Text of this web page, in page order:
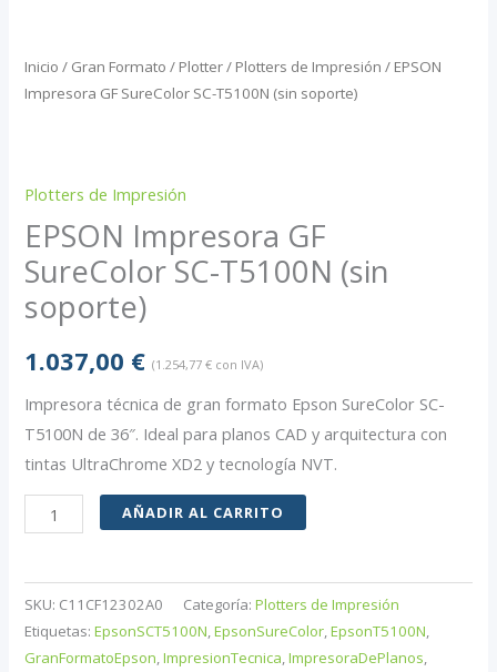
Inicio / Gran Formato / Plotter/ Plotters de Impresión / EPSON
Impresora GF SureColor SC-T5100N (sin soporte)
Plotters de Impresión
EPSON Impresora GF
SureColor SC-T5100N (sin
soporte)
1.037,00 € (1.254,77€ con IVA)
Impresora técnica de gran formato Epson SureColor SC-
T5100N de 36″. Ideal para planos CAD y arquitectura con
tintas UltraChrome XD2 y tecnología NVT.
EPSON
Impresora
SureColor
SC-
T5100N
AÑADIR AL CARRITO
SKU: C11CF12302A0 Categoría:Plotters de Impresión
Etiquetas:EpsonSCT5100N,EpsonSureColor,EpsonT5100N,
GranFormatoEpson,ImpresionTecnica,ImpresoraDePlanos,